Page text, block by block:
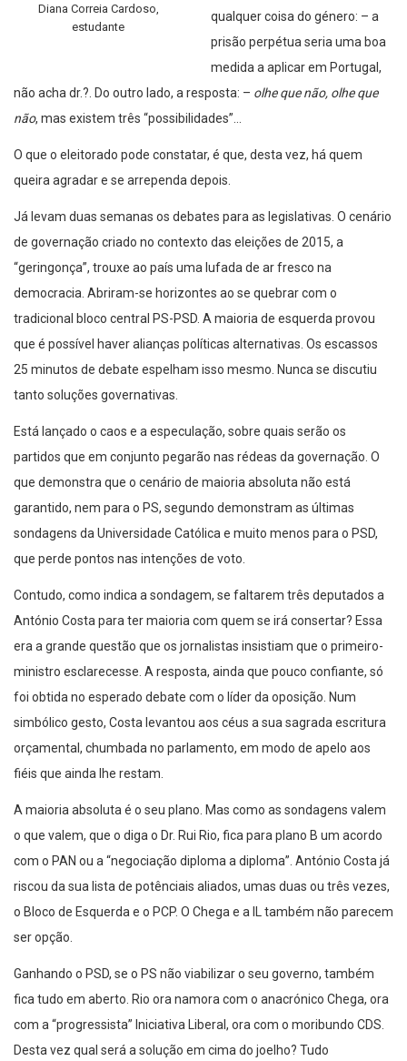
Diana Correia Cardoso,
estudante
qualquer coisa do género: – a
prisão perpétua seria uma boa
medida a aplicar em Portugal,
não acha dr.?. Do outro lado, a resposta: – olhe que não, olhe que
não, mas existem três “possibilidades”…
O que o eleitorado pode constatar, é que, desta vez, há quem
queira agradar e se arrependa depois.
Já levam duas semanas os debates para as legislativas. O cenário
de governação criado no contexto das eleições de 2015, a
“geringonça”, trouxe ao país uma lufada de ar fresco na
democracia. Abriram-se horizontes ao se quebrar com o
tradicional bloco central PS-PSD. A maioria de esquerda provou
que é possível haver alianças políticas alternativas. Os escassos
25 minutos de debate espelham isso mesmo. Nunca se discutiu
tanto soluções governativas.
Está lançado o caos e a especulação, sobre quais serão os
partidos que em conjunto pegarão nas rédeas da governação. O
que demonstra que o cenário de maioria absoluta não está
garantido, nem para o PS, segundo demonstram as últimas
sondagens da Universidade Católica e muito menos para o PSD,
que perde pontos nas intenções de voto.
Contudo, como indica a sondagem, se faltarem três deputados a
António Costa para ter maioria com quem se irá consertar? Essa
era a grande questão que os jornalistas insistiam que o primeiro-
ministro esclarecesse. A resposta, ainda que pouco confiante, só
foi obtida no esperado debate com o líder da oposição. Num
simbólico gesto, Costa levantou aos céus a sua sagrada escritura
orçamental, chumbada no parlamento, em modo de apelo aos
fiéis que ainda lhe restam.
A maioria absoluta é o seu plano. Mas como as sondagens valem
o que valem, que o diga o Dr. Rui Rio, fica para plano B um acordo
com o PAN ou a “negociação diploma a diploma”. António Costa já
riscou da sua lista de potênciais aliados, umas duas ou três vezes,
o Bloco de Esquerda e o PCP. O Chega e a IL também não parecem
ser opção.
Ganhando o PSD, se o PS não viabilizar o seu governo, também
fica tudo em aberto. Rio ora namora com o anacrónico Chega, ora
com a “progressista” Iniciativa Liberal, ora com o moribundo CDS.
Desta vez qual será a solução em cima do joelho? Tudo